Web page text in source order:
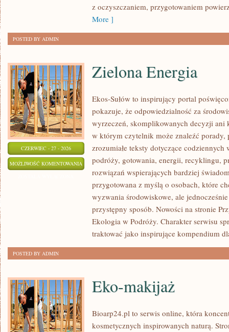
z oczyszczaniem, przygotowaniem
More ]
POSTED BY ADMIN
CZERWIEC - 27 - 2026
MOŻLIWOŚĆ KOMENTOWANIA ZIELONA
ENERGIA
Zielona Energia
Ekos-Sułów to inspirujący portal
pokazuje, że odpowiedzialność za
wyrzeczeń, skomplikowanych decyzji ani
w którym czytelnik może znaleźć porady,
zrozumiałe teksty dotyczące
podróży, gotowania, energii, recyklingu,
rozwiązań wspierających bardziej
przygotowana z myślą o osobach, które
wyzwania środowiskowe, ale
przystępny sposób. Nowości na stronie
Ekologia w Podróży. Charakter serwisu
traktować jako inspirujące kompendium
POSTED BY ADMIN
Eko-makijaż
Bioarp24.pl to serwis online, która
kosmetycznych inspirowanych naturą.